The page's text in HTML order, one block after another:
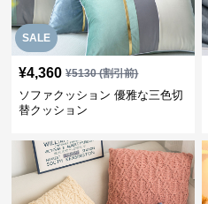
SALE
¥4,360 ¥5130(割引前)
ソファクッション 優雅な三色切
替クッション